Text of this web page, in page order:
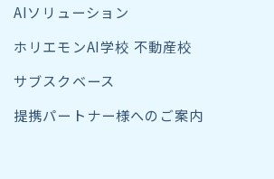
AIソリューション
ホリエモンAI学校 不動産校
サブスクベース
提携パートナー様へのご案内